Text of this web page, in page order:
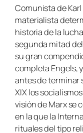
Comunista de
materialista
historia de la
segunda mitad
su gran
completa Engels,
antes de terminar
XIX los
visión de Marx se
en la que la
rituales del tipo